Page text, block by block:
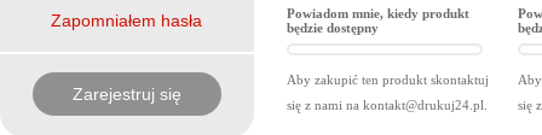
Powiadom mnie, kiedy produkt
będzie dostępny
Aby zakupić ten produkt skontaktuj
się z nami na kontakt@drukuj24.pl
się
Zapomniałem hasła
Zarejestruj się